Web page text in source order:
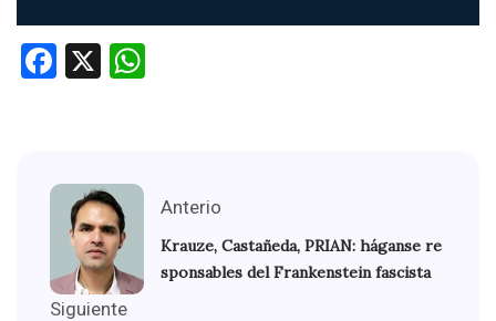
Facebook
X
Anterio
Krauze, Castañeda, PRIAN: háganse re
sponsables del Frankenstein fascista
Siguiente